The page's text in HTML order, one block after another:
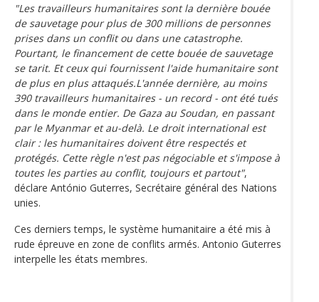
"Les travailleurs humanitaires sont la dernière bouée
de sauvetage pour plus de 300 millions de personnes
prises dans un conflit ou dans une catastrophe.
Pourtant, le financement de cette bouée de sauvetage
se tarit. Et ceux qui fournissent l'aide humanitaire sont
de plus en plus attaqués.L'année dernière, au moins
390 travailleurs humanitaires - un record - ont été tués
dans le monde entier. De Gaza au Soudan, en passant
par le Myanmar et au-delà. Le droit international est
clair : les humanitaires doivent être respectés et
protégés. Cette règle n'est pas négociable et s'impose à
toutes les parties au conflit, toujours et partout",
déclare António Guterres, Secrétaire général des Nations
unies.
Ces derniers temps, le système humanitaire a été mis à
rude épreuve en zone de conflits armés. Antonio Guterres
interpelle les états membres.